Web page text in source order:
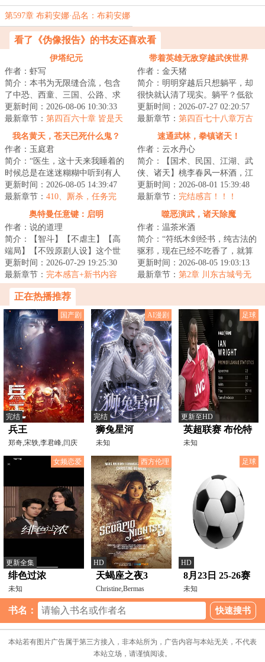
第597章 布莉安娜·品名：布莉安娜
看了《伪像报告》的书友还喜欢看
伊塔纪元
作者：虾写
简介：本书为无限缝合流，包含
了中恐、西童、三国、公路、求
生、丧尸、克苏鲁、星际等元素
副本。战斗系统...
更新时间：2026-08-06 10:30:33
最新章节： 第四百六十章 皆是天
骄
带着英雄无敌穿越武侠世界
作者：金天猪
简介：明明穿越后只想躺平，却
很快就认清了现实。躺平？低欲
望？无欲无求？呵呵，不过是对
自身能力差的借...
更新时间：2026-07-27 02:20:57
最新章节： 第四百七十八章万古
杀局，战局反转
我名黄天，苍天已死什么鬼？
作者：玉庭君
简介：“医生，这十天来我睡着的
时候总是在迷迷糊糊中听到有人
喊我的名字。”“黄天先生，你这是
幻听。”...
更新时间：2026-08-05 14:39:47
最新章节： 410、厮杀，任务完
成，再破！
速通武林，拳镇诸天！
作者：云水丹心
简介：【国术、民国、江湖、武
侠、诸天】桃李春风一杯酒，江
湖夜雨十年灯。！陈湛跨越百
年，身入风起云涌...
更新时间：2026-08-01 15:39:48
最新章节： 完结感言！！！
奥特曼任意键：启明
作者：说的道理
简介：【智斗】【不虐主】【高
端局】【不毁原剧人设】这个世
界，防卫队由各种重量级成员构
成:总监城府深...
更新时间：2026-07-29 19:25:30
最新章节： 完本感言+新书内容
+推一本万订骑士文《谁让他当假
面骑士的！》
噬恶演武，诸天除魔
作者：温茶米酒
简介：“符纸木剑经书，纯古法的
驱邪，现在已经不吃香了，就算
术士出门，都得带个二百斤的香
炉防身，你不...
更新时间：2026-08-05 19:03:13
最新章节： 第2章 川东古城号无
正在热播推荐
国产剧
完结
兵王
郑奇,宋轶,李君峰,闫庆
元,陈建飞,王砚辉,杨
AI漫剧
完结
狮兔星河
未知
足球
更新至HD
英超联赛 布伦特
福德VS利兹联
未知
女频恋爱
更新全集
绯色过浓
未知
西方伦理
HD
天蝎座之夜3
Christine,Bermas
足球
HD
8月23日 25-26赛
季英超第2轮 布
伦特福德VS阿斯
顿维拉
未知
书名：
本站若有图片广告属于第三方接入，非本站所为，广告内容与本站无关，不代表
本站立场，请谨慎阅读。